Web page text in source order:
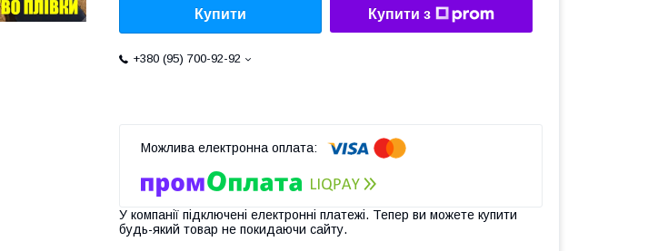
Купити Купити з
+380 (95) 700-92-92
У компанії підключені електронні платежі. Тепер ви можете купити
будь-який товар не покидаючи сайту.